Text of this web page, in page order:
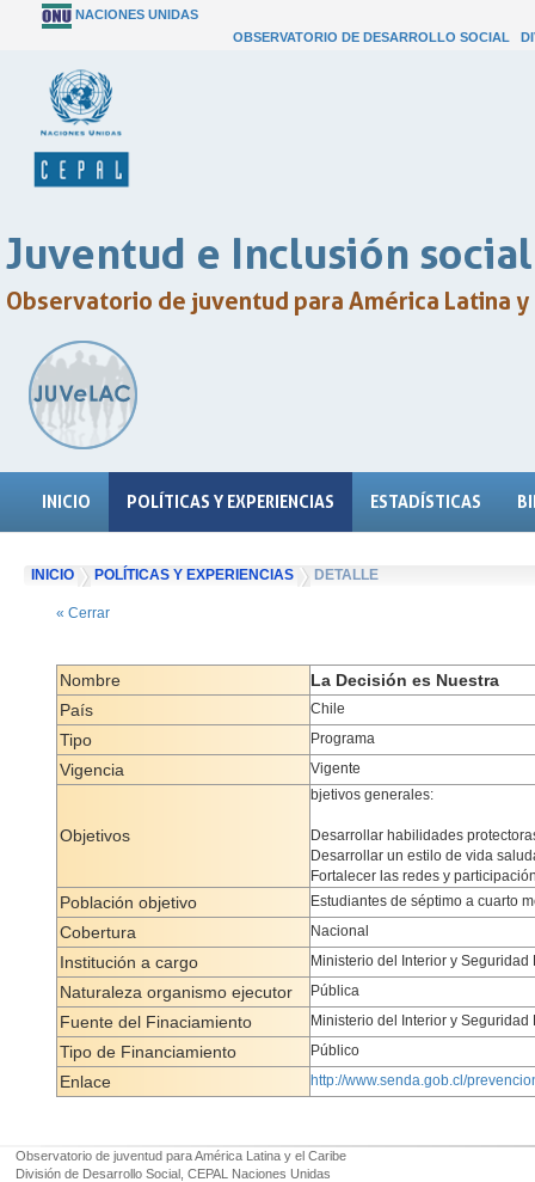
NACIONES UNIDAS
OBSERVATORIO DE DESARROLLO SOCIAL
Juventud e Inclusión social
Observatorio de juventud para América Latina
INICIO POLÍTICAS Y EXPERIENCIAS ESTADÍSTICAS
INICIO POLÍTICAS Y EXPERIENCIAS DETALLE
« Cerrar
Nombre
La Decisión es Nuestra
País
Chile
Tipo Programa
Vigencia Vigente
Objetivos
bjetivos generales:
Desarrollar habilidades
Desarrollar un estilo de vida
Fortalecer las redes y
Población objetivo Estudiantes de séptimo a cuarto
Cobertura Nacional
Institución a cargo Ministerio del Interior y Seguridad
Naturaleza organismo ejecutor Pública
Fuente del Finaciamiento Ministerio del Interior y Seguridad
Tipo de Financiamiento Público
Enlace http://www.senda.gob.cl/
Observatorio de juventud para América Latina y el Caribe
División de Desarrollo Social, CEPAL Naciones Unidas